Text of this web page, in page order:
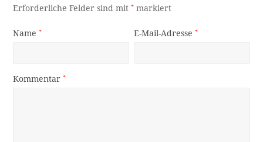
Erforderliche Felder sind mit* markiert
Name* E-Mail-Adresse*
Kommentar*